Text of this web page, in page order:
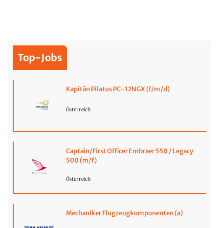
Top-Jobs
Kapitän Pilatus PC-12NGX (f/m/d)
Österreich
Captain/First Officer Embraer 550 / Legacy
500 (m/f)
Österreich
Mechaniker Flugzeugkomponenten (a)